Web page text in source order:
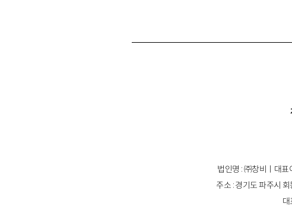
법인명 : ㈜창비ㅣ대
주소 : 경기도 파주시